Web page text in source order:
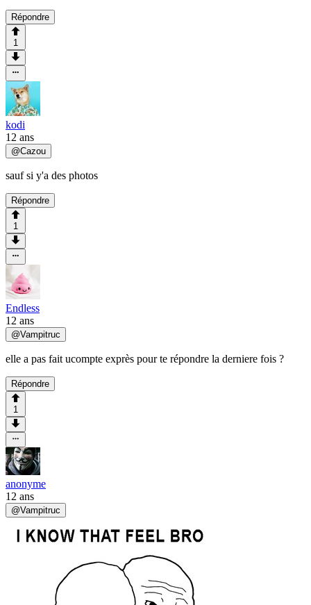
Répondre
1
kodi
12 ans
@Cazou
sauf si y'a des photos
Répondre
1
Endless
12 ans
@Vampitruc
elle a pas fait ucompte exprès pour te répondre la derniere fois ?
Répondre
1
anonyme
12 ans
@Vampitruc